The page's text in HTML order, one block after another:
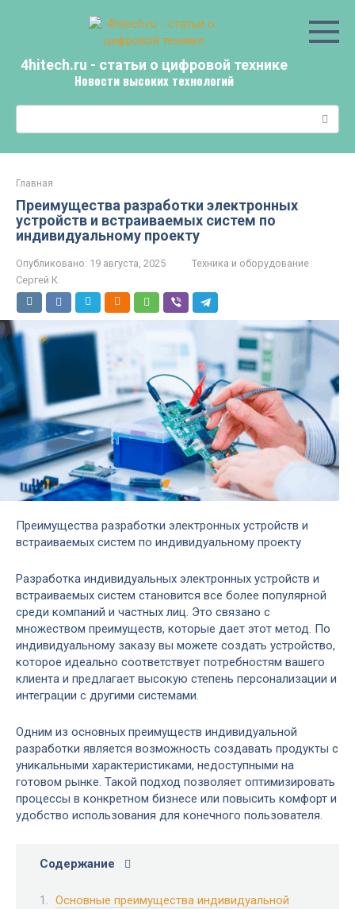
4hitech.ru - статьи о цифровой технике
Новости высоких технологий
Главная
Преимущества разработки электронных
устройств и встраиваемых систем по
индивидуальному проекту
Опубликовано: 19 августа, 2025
Техника и оборудование
Сергей К.
Преимущества разработки электронных устройств и
встраиваемых систем по индивидуальному проекту
Разработка индивидуальных электронных устройств и
встраиваемых систем становится все более популярной
среди компаний и частных лиц. Это связано с
множеством преимуществ, которые дает этот метод. По
индивидуальному заказу вы можете создать устройство,
которое идеально соответствует потребностям вашего
клиента и предлагает высокую степень персонализации и
интеграции с другими системами.
Одним из основных преимуществ индивидуальной
разработки является возможность создавать продукты с
уникальными характеристиками, недоступными на
готовом рынке. Такой подход позволяет оптимизировать
процессы в конкретном бизнесе или повысить комфорт и
удобство использования для конечного пользователя.
Содержание
Основные преимущества индивидуальной